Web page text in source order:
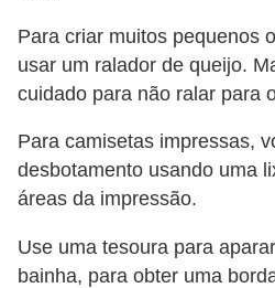
Para criar muitos pequenos
usar um ralador de queijo.
cuidado para não ralar para
Para camisetas impressas,
desbotamento usando uma
áreas da impressão.
Use uma tesoura para
bainha, para obter uma